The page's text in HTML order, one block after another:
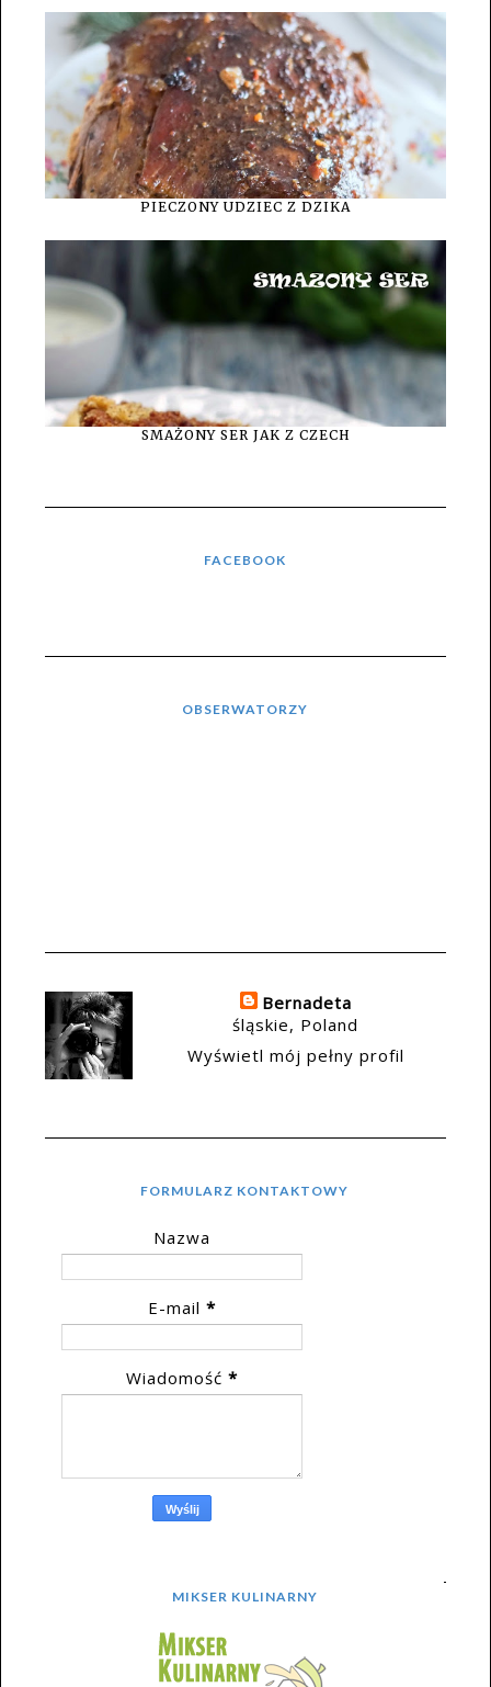
PIECZONY UDZIEC Z DZIKA
SMAŻONY SER JAK Z CZECH
FACEBOOK
OBSERWATORZY
Bernadeta
śląskie, Poland
Wyświetl mój pełny profil
FORMULARZ KONTAKTOWY
Nazwa
E-mail *
Wiadomość *
MIKSER KULINARNY